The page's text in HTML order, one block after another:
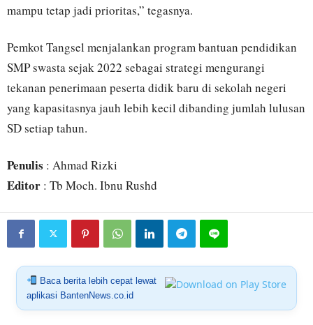
mampu tetap jadi prioritas,” tegasnya.
Pemkot Tangsel menjalankan program bantuan pendidikan
SMP swasta sejak 2022 sebagai strategi mengurangi
tekanan penerimaan peserta didik baru di sekolah negeri
yang kapasitasnya jauh lebih kecil dibanding jumlah lulusan
SD setiap tahun.
Penulis : Ahmad Rizki
Editor : Tb Moch. Ibnu Rushd
Baca berita lebih cepat lewat
aplikasi BantenNews.co.id